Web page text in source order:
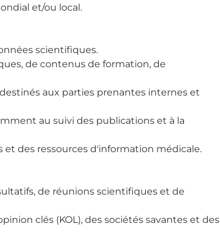
et/ou local.
scientifiques.
de contenus de formation, de
aux parties prenantes internes et
au suivi des publications et à la
et des ressources d'information médicale.
de réunions scientifiques et de
clés (KOL), des sociétés savantes et des